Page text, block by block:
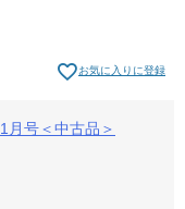
お気に入りに登録
号＜中古品＞